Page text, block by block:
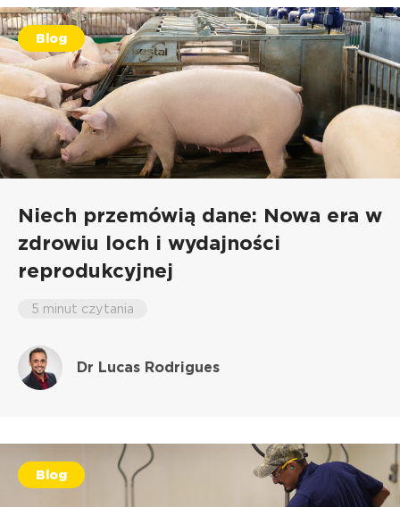
Blog
Niech przemówią dane: Nowa era w
zdrowiu loch i wydajności
reprodukcyjnej
5 minut czytania
Dr Lucas Rodrigues
Blog